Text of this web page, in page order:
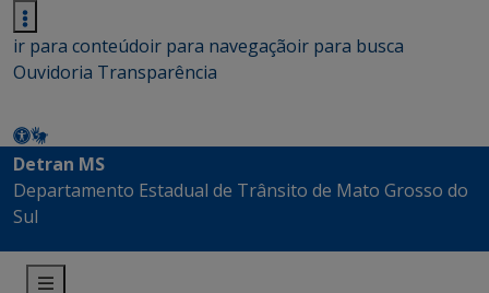
ir para conteúdoir para navegaçãoir para busca
Ouvidoria Transparência
Detran MS
Departamento Estadual de Trânsito de Mato Grosso do
Sul